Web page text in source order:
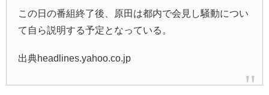
この日の番組終了後、原田は都内で会見し騒動につい
て自ら説明する予定となっている。
出典headlines.yahoo.co.jp